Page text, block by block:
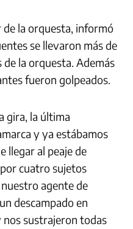
de la orquesta, informó
se llevaron más de
la orquesta. Además
fueron golpeados.
gira, la última
y ya estábamos
llegar al peaje de
cuatro sujetos
agente de
descampado en
sustrajeron todas